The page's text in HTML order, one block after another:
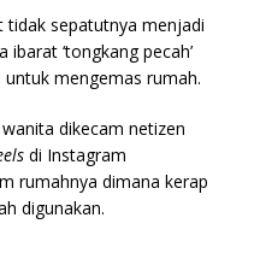
tidak sepatutnya menjadi
‘tongkang pecah’
mengemas rumah.
wanita dikecam netizen
di Instagram
rumahnya dimana kerap
digunakan.